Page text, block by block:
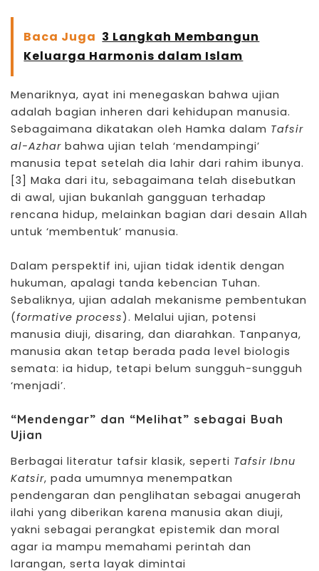
Baca Juga 3 Langkah Membangun
Keluarga Harmonis dalam Islam
Menariknya, ayat ini menegaskan bahwa ujian
adalah bagian inheren dari kehidupan manusia.
Sebagaimana dikatakan oleh Hamka dalam Tafsir
al-Azhar bahwa ujian telah ‘mendampingi’
manusia tepat setelah dia lahir dari rahim ibunya.
[3]
Maka dari itu, sebagaimana telah disebutkan
di awal, ujian bukanlah gangguan terhadap
rencana hidup, melainkan bagian dari desain Allah
untuk ‘membentuk’ manusia.
Dalam perspektif ini, ujian tidak identik dengan
hukuman, apalagi tanda kebencian Tuhan.
Sebaliknya, ujian adalah mekanisme pembentukan
(formative process). Melalui ujian, potensi
manusia diuji, disaring, dan diarahkan. Tanpanya,
manusia akan tetap berada pada level biologis
semata: ia hidup, tetapi belum sungguh-sungguh
‘menjadi’.
“Mendengar” dan “Melihat” sebagai Buah
Ujian
Berbagai literatur tafsir klasik, seperti Tafsir Ibnu
Katsir, pada umumnya menempatkan
pendengaran dan penglihatan sebagai anugerah
ilahi yang diberikan karena manusia akan diuji,
yakni sebagai perangkat epistemik dan moral
agar ia mampu memahami perintah dan
larangan, serta layak dimintai